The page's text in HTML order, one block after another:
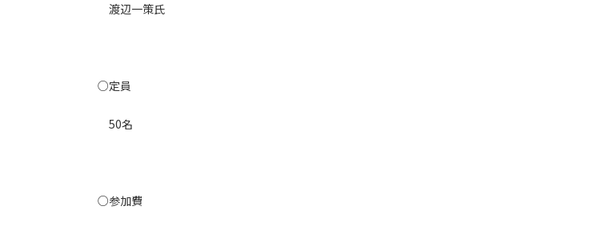
渡辺一策氏
○定員
50名
○参加費